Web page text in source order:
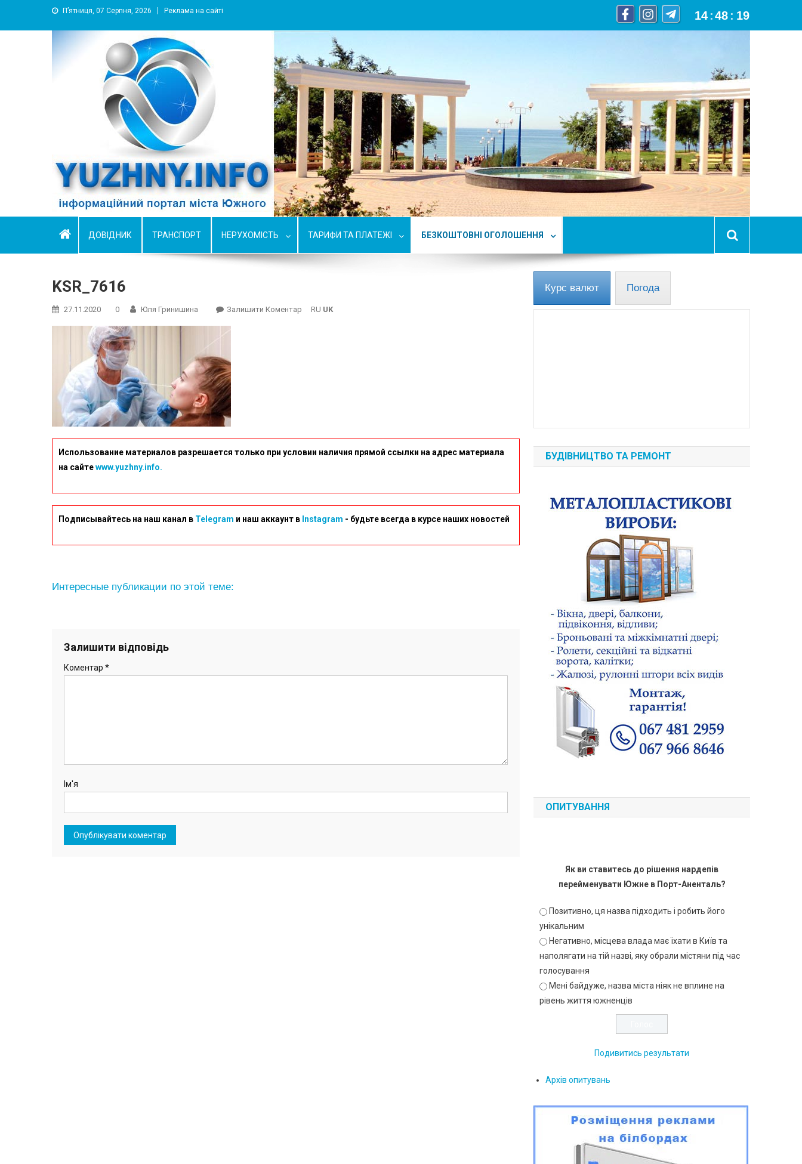
П’ятниця, 07 Серпня, 2026 Реклама на сайті 14 :48 : 20
YUZHNY.INFO
информационный портал города Южный
ДОВІДНИК ТРАНСПОРТ НЕРУХОМІСТЬ ТАРИФИ ТА ПЛАТЕЖІ БЕЗКОШТОВНІ ОГОЛОШЕННЯ
KSR_7616
27.11.2020 0 Юля Гринишина Залишити Коментар RU UK
Использование материалов разрешается только при условии наличия прямой ссылки на адрес материала
на сайтеwww.yuzhny.info.
Подписывайтесь на наш канал в Telegram и наш аккаунт в Instagram - будьте всегда в курсе наших новостей
Интересные публикации по этой теме:
Залишити відповідь
Коментар *
Ім'я
Курс валют Погода
БУДІВНИЦТВО ТА РЕМОНТ
ОПИТУВАННЯ
Як ви ставитесь до рішення нардепів
перейменувати Южне в Порт-Аненталь?
Позитивно, ця назва підходить і робить його
унікальним
Негативно, місцева влада має їхати в Київ та
наполягати на тій назві, яку обрали містяни під час
голосування
Мені байдуже, назва міста ніяк не вплине на
рівень життя южненців
Подивитись результати
Архів опитувань